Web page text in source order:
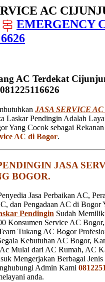
AC
EMERGENCY
AC Terdekat
JASA SERVICE
Laskar Pendingin Adalah
Yang Cocok sebagai
AC di Bogor.
JASA
BOGOR.
Jasa Perbaikan AC,
dan Pengadaan AC di Bogor
Pendingin Sudah
Konsumen Service AC
Tukang AC Bogor
Kebutuhan AC Bogor,
Ac Mulai dari AC Rumah, AC
Mengerjakan Berbagai
Admin Kami
anda.